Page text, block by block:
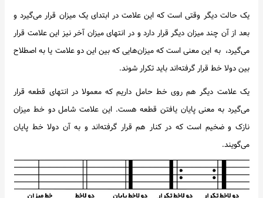
یک حالت دیگر وقتی است که این علامت در ابتدای یک میزان قرار می‌گیرد و
بعد از آن چند میزان دیگر قرار دارد و در انتهای میزان آخر نیز این علامت قرار
می‌گیرد، به این معنی است که میزان‌هایی که بین این دو علامت یا به اصطلاح
بین دولا خط قرار گرفته‌اند باید تکرار شوند.
یک علامت دیگر هم روی خط حامل داریم که معمولا در انتهای قطعه قرار
می‌گیرد به معنی پایان یافتن قطعه هست. این علامت شامل دو خط میزان
نازک و ضخیم است که در کنار هم قرار گرفته‌اند و به آن دولا خط پایان
می‌گویند.